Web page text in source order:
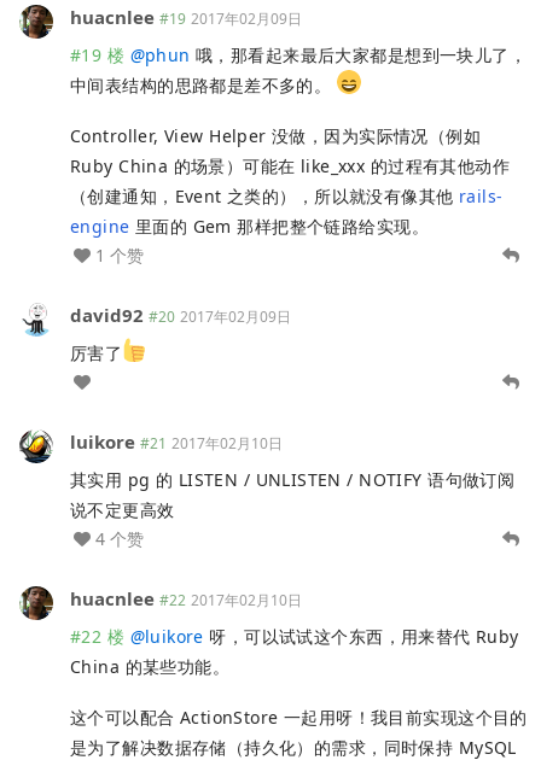
huacnlee #19 2017年02月09日
#19 楼 @phun 哦，那看起来最后大家都是想到一块儿了，
中间表结构的思路都是差不多的。
Controller, View Helper 没做，因为实际情况（例如
Ruby China 的场景）可能在 like_xxx 的过程有其他动作
（创建通知，Event 之类的），所以就没有像其他 rails-
engine 里面的 Gem 那样把整个链路给实现。
1 个赞
david92 #20 2017年02月09日
厉害了
luikore #21 2017年02月10日
其实用 pg 的 LISTEN / UNLISTEN / NOTIFY 语句做订阅
说不定更高效
4 个赞
huacnlee #22 2017年02月10日
#22 楼 @luikore 呀，可以试试这个东西，用来替代 Ruby
China 的某些功能。
这个可以配合 ActionStore 一起用呀！我目前实现这个目的
是为了解决数据存储（持久化）的需求，同时保持 MySQL